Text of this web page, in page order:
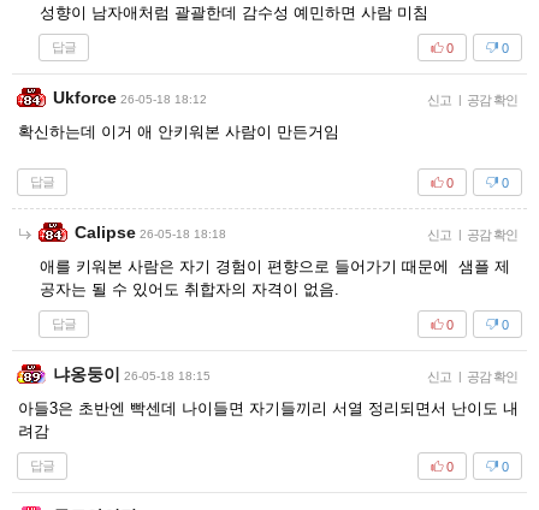
성향이 남자애처럼 괄괄한데 감수성 예민하면 사람 미침
답글 0
0
Ukforce 26-05-18 18:12 신고 | 공감 확인
확신하는데 이거 애 안키워본 사람이 만든거임
답글 0
0
Calipse 26-05-18 18:18 신고 | 공감 확인
애를 키워본 사람은 자기 경험이 편향으로 들어가기 때문에 샘플 제
공자는 될 수 있어도 취합자의 자격이 없음.
답글 0
0
냐옹둥이 26-05-18 18:15 신고 | 공감 확인
아들3은 초반엔 빡센데 나이들면 자기들끼리 서열 정리되면서 난이도 내
려감
답글 0
0